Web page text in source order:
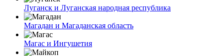
Луганск и Луганская народная республика
Магадан и Магаданская область
Магас и Ингушетия